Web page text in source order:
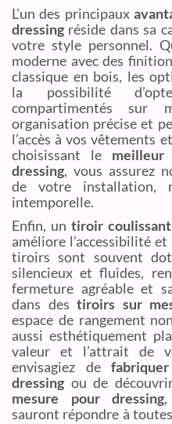
L’un des principaux
dressing réside dans sa
votre style personnel.
moderne avec des
classique en bois, les
la possibilité
compartimentés sur
organisation précise et
l’accès à vos vêtements
choisissant le
dressing, vous assurez
de votre installation,
intemporelle.
Enfin, untiroir
améliore l’accessibilité
tiroirs sont souvent
silencieux et fluides,
fermeture agréable et
dans destiroirs sur
espace de rangement
aussi esthétiquement
valeur et l’attrait de
envisagiez de
dressing ou de
mesure pour dressing
sauront répondre à